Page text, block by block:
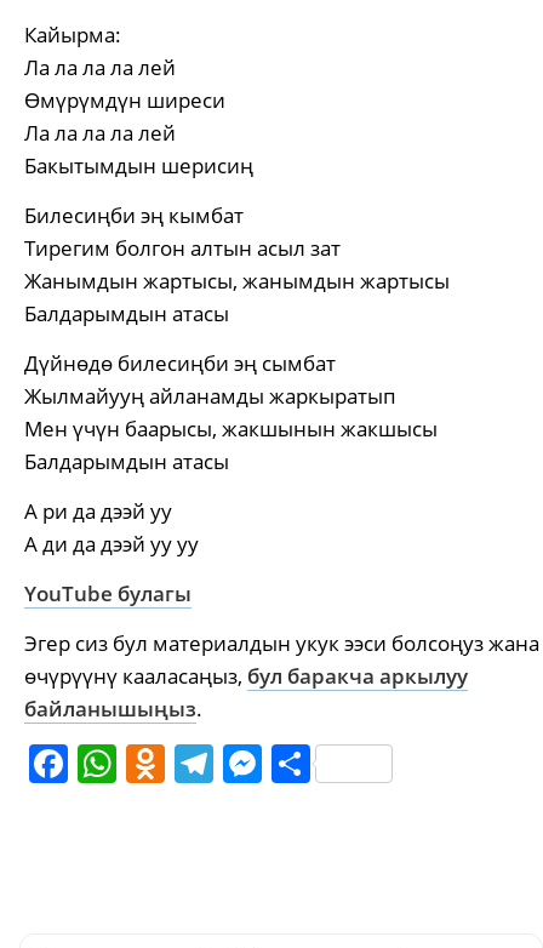
Кайырма:
Ла ла ла ла лей
Өмүрүмдүн ширеси
Ла ла ла ла лей
Бакытымдын шерисиң
Билесиңби эң кымбат
Тирегим болгон алтын асыл зат
Жанымдын жартысы, жанымдын жартысы
Балдарымдын атасы
Дүйнөдө билесиңби эң сымбат
Жылмайууң айланамды жаркыратып
Мен үчүн баарысы, жакшынын жакшысы
Балдарымдын атасы
А ри да дээй уу
А ди да дээй уу уу
YouTube булагы
Эгер сиз бул материалдын укук ээси болсоңуз жана
өчүрүүнү кааласаңыз, бул баракча аркылуу
байланышыңыз.
Facebook
WhatsApp
Odnoklassniki
Telegram
Messenger
Share